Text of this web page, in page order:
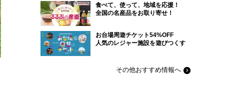
食べて、使って、地域を応援！
全国の名産品をお取り寄せ！
お台場周遊チケット54%OFF
人気のレジャー施設を遊びつくす
その他おすすめ情報へ